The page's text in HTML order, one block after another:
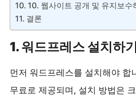
10. 웹사이트 공개 및 유지보수
결론
1. 워드프레스 설치하기
먼저 워드프레스를 설치해야 합
무료로 제공되며, 설치 방법은